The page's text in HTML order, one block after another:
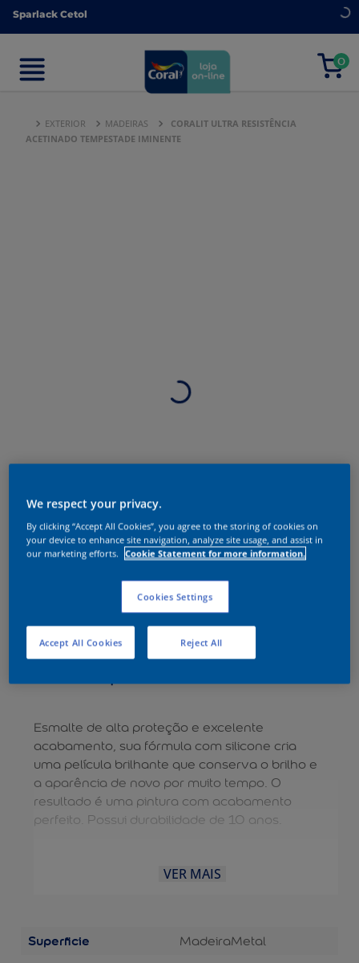
Sparlack Cetol
0
Sparlack Cetol
0
EXTERIOR MADEIRAS
CORALIT ULTRA RESISTÊNCIA
ACETINADO TEMPESTADE IMINENTE
Esmalte de alta proteção e excelente
acabamento, sua fórmula com silicone cria
uma película brilhante que conserva o brilho e
a aparência de novo por muito tempo. O
resultado é uma pintura com acabamento
perfeito. Possui durabilidade de 10 anos.
VER MAIS
Superficie MadeiraMetal
We respect your privacy.
By clicking “Accept All Cookies”, you agree to the storing of cookies on
your device to enhance site navigation, analyze site usage, and assist in
our marketing efforts.
Cookie Statement for more information.
Cookies Settings
Reject All
Accept All Cookies